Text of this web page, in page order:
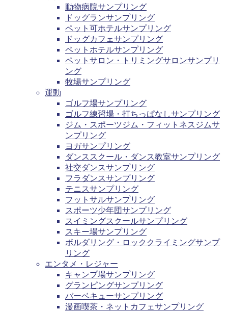
動物病院サンプリング
ドッグランサンプリング
ペット可ホテルサンプリング
ドッグカフェサンプリング
ペットホテルサンプリング
ペットサロン・トリミングサロンサンプリ
ング
牧場サンプリング
運動
ゴルフ場サンプリング
ゴルフ練習場・打ちっぱなしサンプリング
ジム・スポーツジム・フィットネスジムサ
ンプリング
ヨガサンプリング
ダンススクール・ダンス教室サンプリング
社交ダンスサンプリング
フラダンスサンプリング
テニスサンプリング
フットサルサンプリング
スポーツ少年団サンプリング
スイミングスクールサンプリング
スキー場サンプリング
ボルダリング・ロッククライミングサンプ
リング
エンタメ・レジャー
キャンプ場サンプリング
グランピングサンプリング
バーベキューサンプリング
漫画喫茶・ネットカフェサンプリング